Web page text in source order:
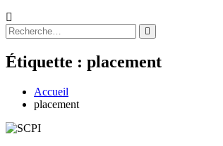
Rechercher
:
Rechercher
Étiquette : placement
Accueil
placement